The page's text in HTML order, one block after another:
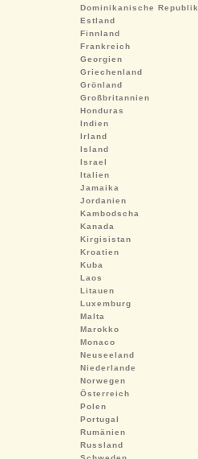
Dominikanische Republik
Estland
Finnland
Frankreich
Georgien
Griechenland
Grönland
Großbritannien
Honduras
Indien
Irland
Island
Israel
Italien
Jamaika
Jordanien
Kambodscha
Kanada
Kirgisistan
Kroatien
Kuba
Laos
Litauen
Luxemburg
Malta
Marokko
Monaco
Neuseeland
Niederlande
Norwegen
Österreich
Polen
Portugal
Rumänien
Russland